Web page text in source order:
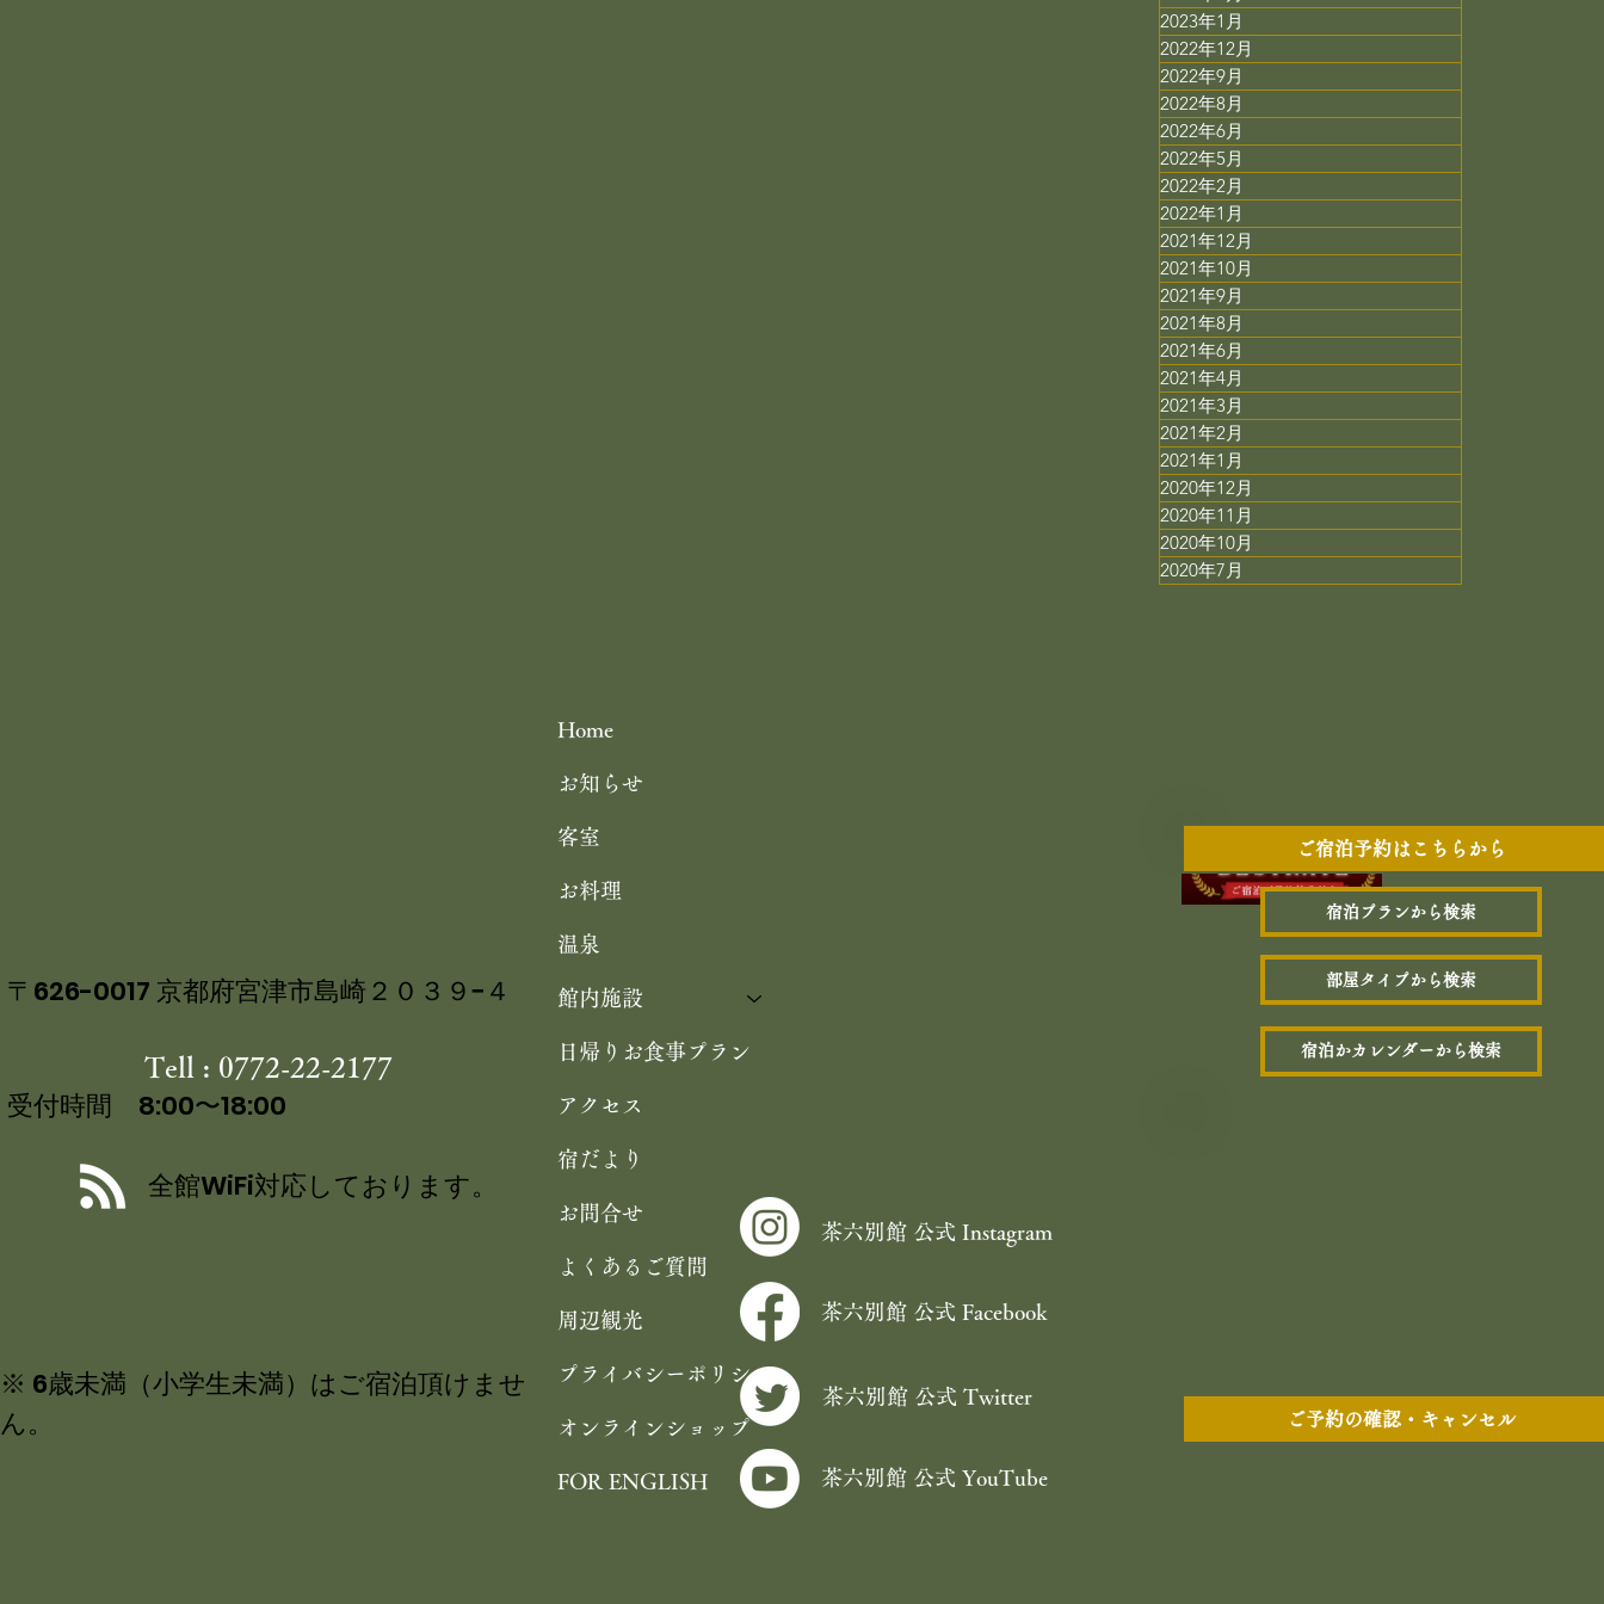
2023年1月
2022年12月
2022年9月
2022年8月
2022年6月
2022年5月
2022年2月
2022年1月
2021年12月
2021年10月
2021年9月
2021年8月
2021年6月
2021年4月
2021年3月
2021年2月
2021年1月
2020年12月
2020年11月
2020年10月
2020年7月
Home
お知らせ
客室
お料理
温泉
館内施設
日帰りお食事プラン
アクセス
宿だより
お問合せ
よくあるご質問
周辺観光
プライバシーポリシー
オンラインショップ
FOR ENGLISH
茶六別館 公式 Instagram
茶六別館 公式 Facebook
茶六別館 公式 Twitter
茶六別館 公式 YouTube
ご予約の確認・キャンセル
ご宿泊予約はこちらから
宿泊プランから検索
部屋タイプから検索
宿泊かカレンダーから検索
〒626-0017 京都府宮津市島崎２０３９−４
Tell : 0772-22-2177
受付時間 8:00〜18:00
全館WiFi対応しております。
※ 6歳未満（小学生未満）はご宿泊頂けませ
ん。